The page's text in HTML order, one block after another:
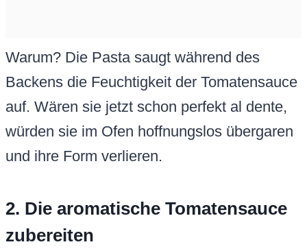
Warum? Die Pasta saugt während des
Backens die Feuchtigkeit der Tomatensauce
auf. Wären sie jetzt schon perfekt al dente,
würden sie im Ofen hoffnungslos übergaren
und ihre Form verlieren.
2. Die aromatische Tomatensauce
zubereiten